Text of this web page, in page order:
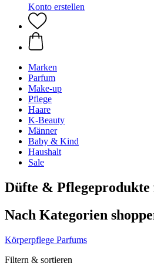
Konto erstellen
Marken
Parfum
Make-up
Pflege
Haare
K-Beauty
Männer
Baby & Kind
Haushalt
Sale
Düfte &
Nach Kategorien
Körperpflege Parfums
Filtern & sortieren